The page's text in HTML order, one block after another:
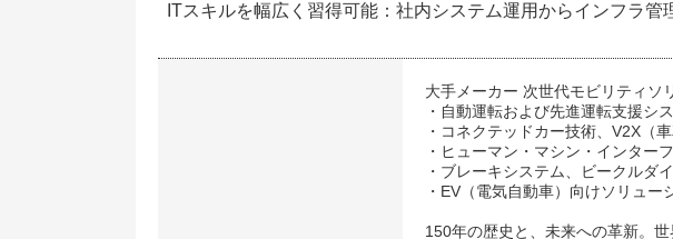
ITスキルを幅広く習得可能：社内システム運用からインフラ管
大手メーカー 次世代モビリティソ
・自動運転および先進運転支援シ
・コネクテッドカー技術、V2X（
・ヒューマン・マシン・インター
・ブレーキシステム、ビークルダ
・EV（電気自動車）向けソリュー
150年の歴史と、未来への革新。